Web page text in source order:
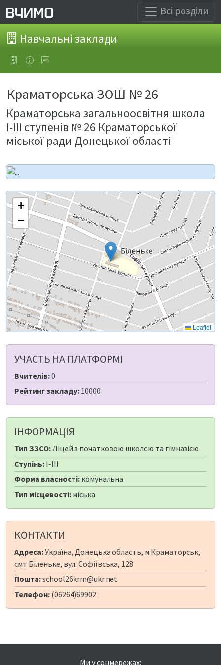
Всі розділи
Навчальні заклади
Краматорська ЗОШ № 26
Краматорська загальноосвітня школа
І-ІІІ ступенів № 26 Краматорської
міської ради Донецької області
+
−
Leaflet
УЧАСТЬ НА ПЛАТФОРМІ
Вчителів:0
Рейтинг закладу: 10000
ІНФОРМАЦІЯ
Тип ЗЗСО:Ліцей з початковою школою та гімназією
Ступінь: I-III
Форма власності: комунальна
Тип місцевості: міська
КОНТАКТИ
Адреса:Україна, Донецька область, м.Краматорськ,
смт Біленьке, вул. Софіївська, 128
Пошта:school26krm@ukr.net
Телефон: (06264)69902
Ми у соцмережах: